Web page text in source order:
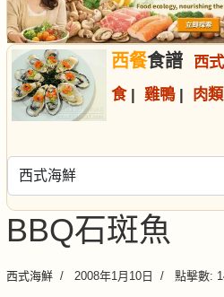
西餐食譜 西
食| 雞鴨| 肉類
選擇食譜分類
BBQ石斑魚
西式海鮮 2008年1月10日 點擊數: